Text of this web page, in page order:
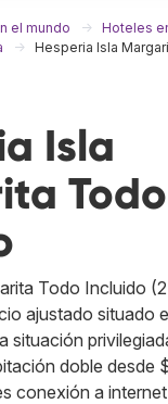
el mundo
Hoteles
Hesperia Isla
Isla
Todo
Todo Incluido
ajustado situado
situación
doble desde
conexión a